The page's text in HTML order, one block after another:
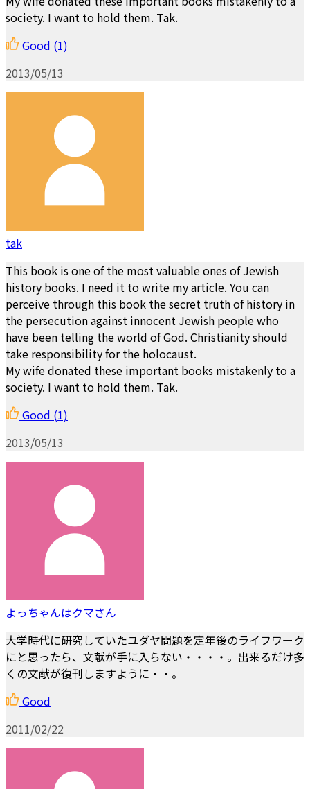
society. I want to hold them. Tak.
Good (1)
2013/05/13
tak
This book is one of the most valuable ones of Jewish
history books. I need it to write my article. You can
perceive through this book the secret truth of history in
the persecution against innocent Jewish people who
have been telling the world of God. Christianity should
take responsibility for the holocaust.
My wife donated these important books mistakenly to a
society. I want to hold them. Tak.
Good (1)
2013/05/13
よっちゃんはクマさん
大学時代に研究していたユダヤ問題を定年後のライフワーク
にと思ったら、文献が手に入らない・・・・。出来るだけ多
くの文献が復刊しますように・・。
Good
2011/02/22